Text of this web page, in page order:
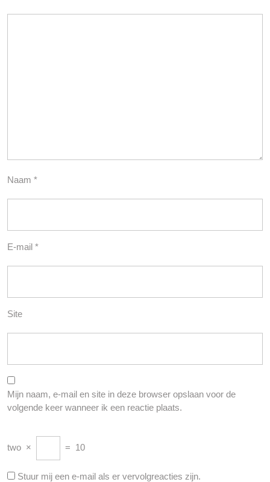
Naam *
E-mail *
Site
Mijn naam, e-mail en site in deze browser opslaan voor de
volgende keer wanneer ik een reactie plaats.
two × = 10
Stuur mij een e-mail als er vervolgreacties zijn.